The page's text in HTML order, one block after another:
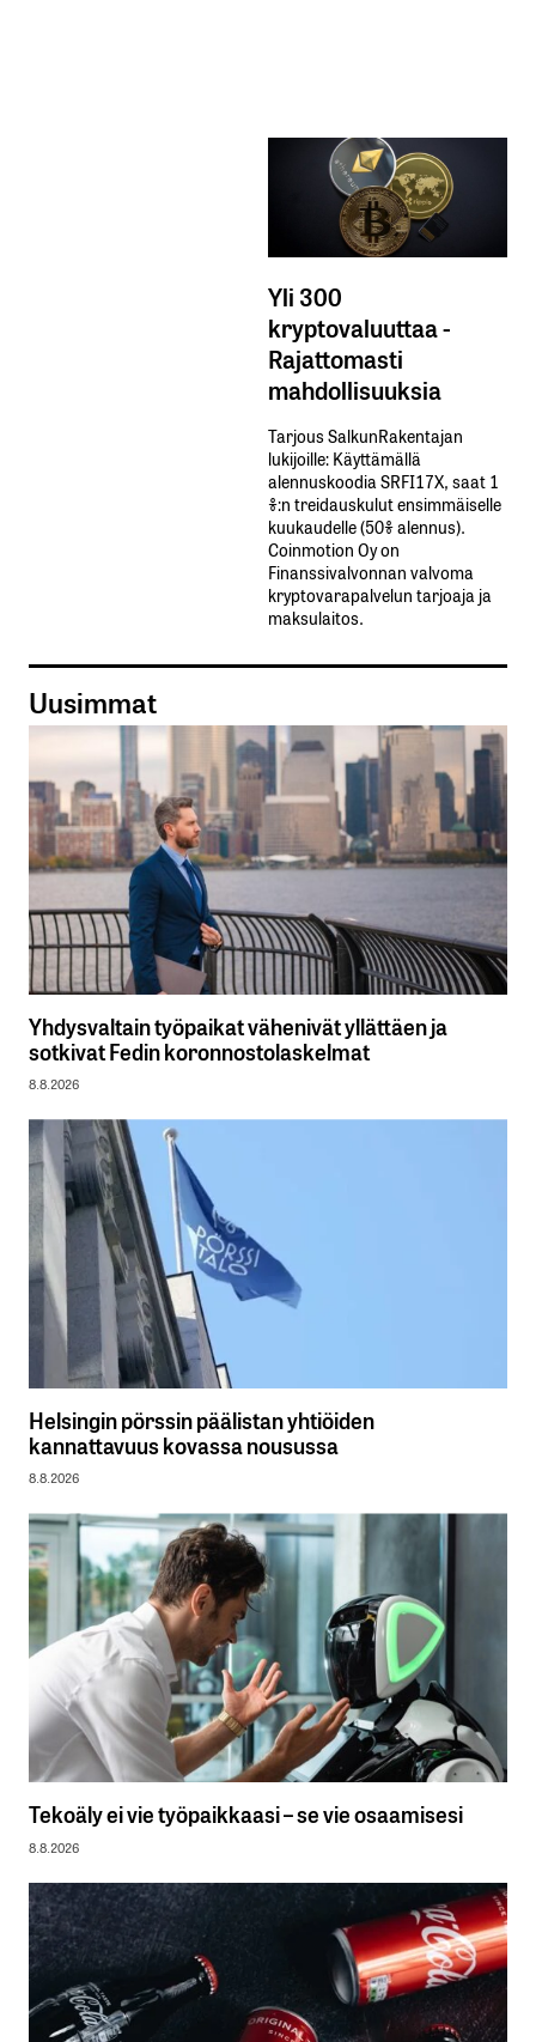
Yli 300
kryptovaluuttaa -
Rajattomasti
mahdollisuuksia
Tarjous SalkunRakentajan
lukijoille: Käyttämällä​ ​
alennuskoodia​ ​SRFI17X,​ ​saat​ ​1
%:n treidauskulut​ ​ensimmäiselle​ ​
kuukaudelle​ ​(50%​ ​alennus).
Coinmotion Oy on
Finanssivalvonnan valvoma
kryptovarapalvelun tarjoaja ja
maksulaitos.
Uusimmat
Yhdysvaltain työpaikat vähenivät yllättäen ja
sotkivat Fedin koronnostolaskelmat
8.8.2026
Helsingin pörssin päälistan yhtiöiden
kannattavuus kovassa nousussa
8.8.2026
Tekoäly ei vie työpaikkaasi – se vie osaamisesi
8.8.2026